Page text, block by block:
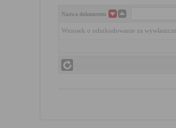
Nazwa dokumentu
Wniosek o odszkodowanie za